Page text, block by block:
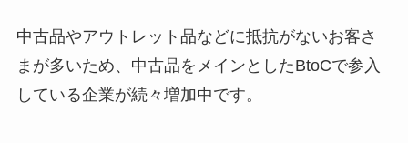
中古品やアウトレット品などに抵抗がないお客さ
まが多いため、中古品をメインとしたBtoCで参入
している企業が続々増加中です。